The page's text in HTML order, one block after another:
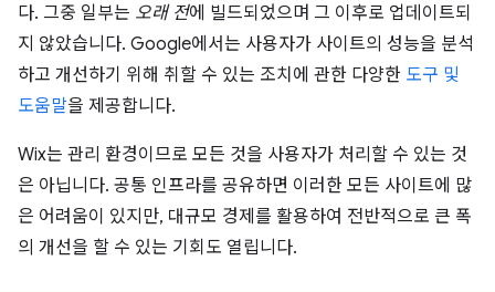
다. 그중 일부는 오래 전에 빌드되었으며 그 이후로 업데이트되
지 않았습니다. Google에서는 사용자가 사이트의 성능을 분석
하고 개선하기 위해 취할 수 있는 조치에 관한 다양한 도구 및
도움말을 제공합니다.
Wix는 관리 환경이므로 모든 것을 사용자가 처리할 수 있는 것
은 아닙니다. 공통 인프라를 공유하면 이러한 모든 사이트에 많
은 어려움이 있지만, 대규모 경제를 활용하여 전반적으로 큰 폭
의 개선을 할 수 있는 기회도 열립니다.